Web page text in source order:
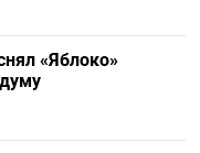
«Яблоко»